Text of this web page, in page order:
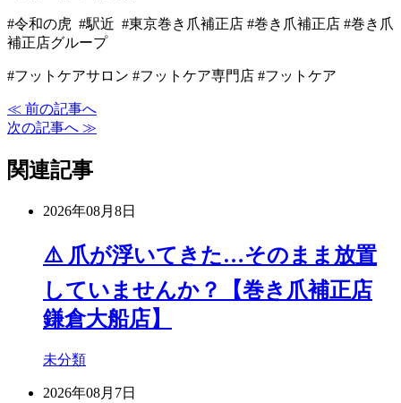
#令和の虎 #駅近 #東京巻き爪補正店 #巻き爪補正店 #巻き爪
補正店グループ
#フットケアサロン #フットケア専門店 #フットケア
≪ 前の記事へ
次の記事へ ≫
関連記事
2026年08月8日
⚠️ 爪が浮いてきた…そのまま放置
していませんか？【巻き爪補正店
鎌倉大船店】
未分類
2026年08月7日